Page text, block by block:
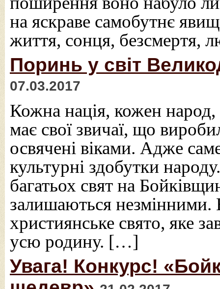
на яскраве самобутнє
життя, сонця, безсмертя,
Поринь у світ
07.03.2017
Кожна нація, кожен народ,
має свої звичаї, що
освячені віками. Адже
культурні здобутки
багатьох свят на
залишаються незмінними.
християнське свято, яке
усю родину. […]
Увага! Конкурс!